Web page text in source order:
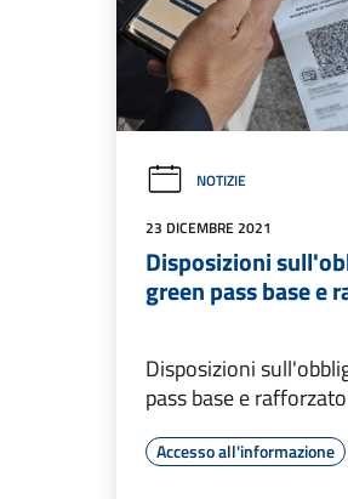
NOTIZIE
23 DICEMBRE 2021
Disposizioni
green pass base e
Disposizioni
pass base e rafforzato
Accesso all'informazione